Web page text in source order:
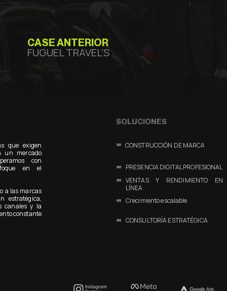
CASE ANTERIOR
FUGUEL TRAVEL'S
que exigen
un mercado
con
en el
a las marcas
estratégica,
canales y la
constante
SOLUCIONES
CONSTRUCCIÓN DE MARCA
PRESENCIA DIGITAL PROFESIONAL
VENTAS Y RENDIMIENTO EN
LÍNEA
Crecimiento escalable
CONSULTORÍA ESTRATÉGICA